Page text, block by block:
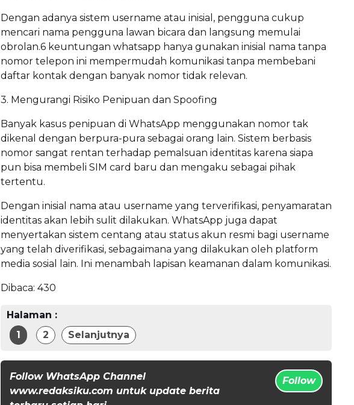
Dengan adanya sistem username atau inisial, pengguna cukup
mencari nama pengguna lawan bicara dan langsung memulai
obrolan.6 keuntungan whatsapp hanya gunakan inisial nama tanpa
nomor telepon ini mempermudah komunikasi tanpa membebani
daftar kontak dengan banyak nomor tidak relevan.
3. Mengurangi Risiko Penipuan dan Spoofing
Banyak kasus penipuan di WhatsApp menggunakan nomor tak
dikenal dengan berpura-pura sebagai orang lain. Sistem berbasis
nomor sangat rentan terhadap pemalsuan identitas karena siapa
pun bisa membeli SIM card baru dan mengaku sebagai pihak
tertentu.
Dengan inisial nama atau username yang terverifikasi, penyamaratan
identitas akan lebih sulit dilakukan. WhatsApp juga dapat
menyertakan sistem centang atau status akun resmi bagi username
yang telah diverifikasi, sebagaimana yang dilakukan oleh platform
media sosial lain. Ini menambah lapisan keamanan dalam komunikasi.
Dibaca: 430
Halaman :
1
2 Selanjutnya
Follow WhatsApp Channel
www.redaksiku.com untuk update berita
Follow